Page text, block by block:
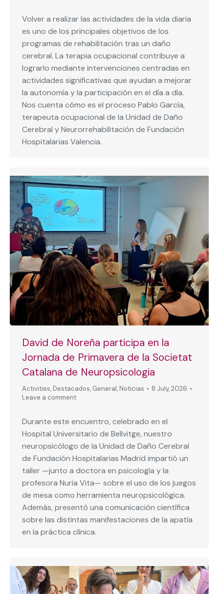
Volver a realizar las actividades de la vida diaria
es uno de los principales objetivos de los
programas de rehabilitación tras un daño
cerebral. La terapia ocupacional contribuye a
lograrlo mediante intervenciones centradas en
actividades significativas que ayudan a mejorar
la autonomía y la participación en el día a día.
Nos cuenta cómo es el proceso Pablo García,
terapeuta ocupacional de la Unidad de Daño
Cerebral y Neurorrehabilitación de Fundación
Hospitalarias Valencia.
David de Noreña participa en la
Jornada de Primavera de la Societat
Catalana de Neuropsicologia
Activities, Destacados, General, Noticias
8 July, 2026
Leave a comment
Durante este encuentro, celebrado en el
Hospital Universitario de Bellvitge, nuestro
neuropsicólogo de la Unidad de Daño Cerebral
de Fundación Hospitalarias Madrid impartió un
taller —junto a doctora en psicología y la
profesora Nuria Vita— sobre el uso de los juegos
de mesa como herramienta neuropsicológica.
Además, presentó una comunicación científica
sobre las distintas manifestaciones de la apatía
en la práctica clínica.